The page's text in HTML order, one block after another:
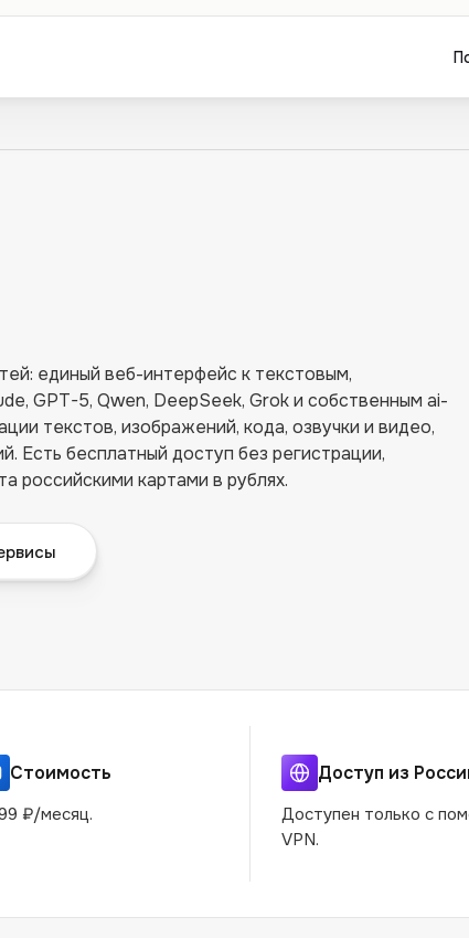
единый веб-интерфейс к текстовым,
GPT-5, Qwen, DeepSeek, Grok и собственным ai-
текстов, изображений, кода, озвучки и видео,
Есть бесплатный доступ без регистрации,
российскими картами в рублях.
Стоимость
₽/месяц.
Доступ из
Доступен только с
VPN.